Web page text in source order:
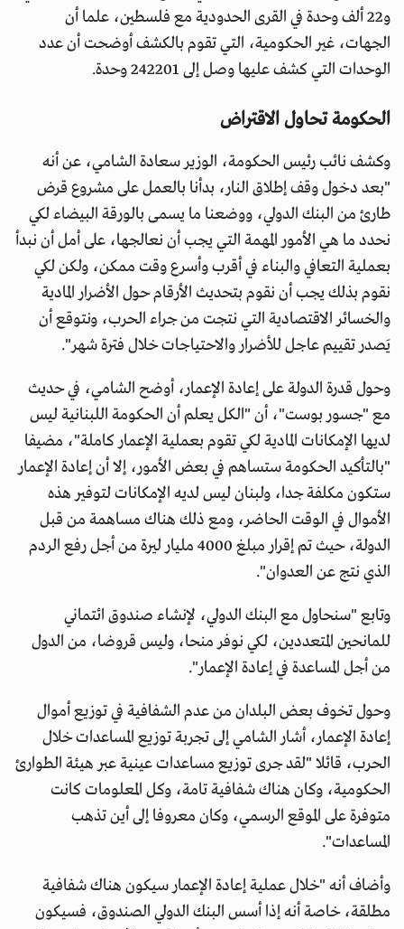
و22 ألف وحدة في القرى الحدودية مع فلسطين، علما أن
الجهات، غير الحكومية، التي تقوم بالكشف أوضحت أن عدد
الوحدات التي كشف عليها وصل إلى 242201 وحدة.
الحكومة تحاول الاقتراض
وكشف نائب رئيس الحكومة، الوزير سعادة الشامي، عن أنه
"بعد دخول وقف إطلاق النار، بدأنا بالعمل على مشروع قرض
طارئ من البنك الدولي، ووضعنا ما يسمى بالورقة البيضاء لكي
نحدد ما هي الأمور المهمة التي يجب أن نعالجها، على أمل أن نبدأ
بعملية التعافي والبناء في أقرب وأسرع وقت ممكن، ولكن لكي
نقوم بذلك يجب أن نقوم بتحديث الأرقام حول الأضرار المادية
والخسائر الاقتصادية التي نتجت من جراء الحرب، ونتوقع أن
يَصدر تقييم عاجل للأضرار والاحتياجات خلال فترة شهر".
وحول قدرة الدولة على إعادة الإعمار، أوضح الشامي، في حديث
مع "جسور بوست"، أن "الكل يعلم أن الحكومة اللبنانية ليس
لديها الإمكانات المادية لكي تقوم بعملية الإعمار كاملة"، مضيفا
"بالتأكيد الحكومة ستساهم في بعض الأمور، إلا أن إعادة الإعمار
ستكون مكلفة جدا، ولبنان ليس لديه الإمكانات لتوفير هذه
الأموال في الوقت الحاضر، ومع ذلك هناك مساهمة من قبل
الدولة، حيث تم إقرار مبلغ 4000 مليار ليرة من أجل رفع الردم
الذي نتج عن العدوان".
وتابع "سنحاول مع البنك الدولي، لإنشاء صندوق ائتماني
للمانحين المتعددين، لكي نوفر منحا، وليس قروضا، من الدول
من أجل المساعدة في إعادة الإعمار".
وحول تخوف بعض البلدان من عدم الشفافية في توزيع أموال
إعادة الإعمار، أشار الشامي إلى تجربة توزيع المساعدات خلال
الحرب، قائلا "لقد جرى توزيع مساعدات عينية عبر هيئة الطوارئ
الحكومية، وكان هناك شفافية تامة، وكل المعلومات كانت
متوفرة على الموقع الرسمي، وكان معروفا إلى أين تذهب
المساعدات".
وأضاف أنه "خلال عملية إعادة الإعمار سيكون هناك شفافية
مطلقة، خاصة أنه إذا أسس البنك الدولي الصندوق، فسيكون